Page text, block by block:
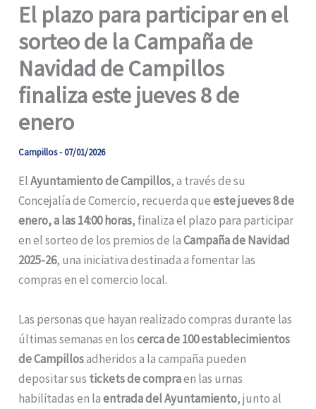
El plazo para participar en el
sorteo de la Campaña de
Navidad de Campillos
finaliza este jueves 8 de
enero
Campillos-07/01/2026
ElAyuntamiento de Campillos, a través de su
Concejalía de Comercio, recuerda queeste jueves 8 de
enero, a las 14:00 horas, finaliza el plazo para participar
en el sorteo de los premios de laCampaña de Navidad
2025-26, una iniciativa destinada a fomentar las
compras en el comercio local.
Las personas que hayan realizado compras durante las
últimas semanas en loscerca de 100 establecimientos
de Campillosadheridos a la campaña pueden
depositar sus tickets de compraen las urnas
habilitadas en laentrada del Ayuntamiento, junto al